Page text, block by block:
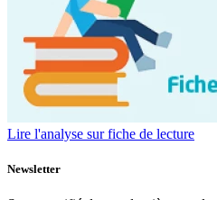
Lire l'analyse sur fiche de lecture
Newsletter